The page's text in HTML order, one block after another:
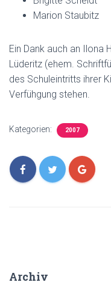
Marion Staubitz
Ein Dank auch an Ilona
Lüderitz (ehem.
des Schuleintritts ihrer
Verfühgung stehen.
Kategorien: 2007
Archiv